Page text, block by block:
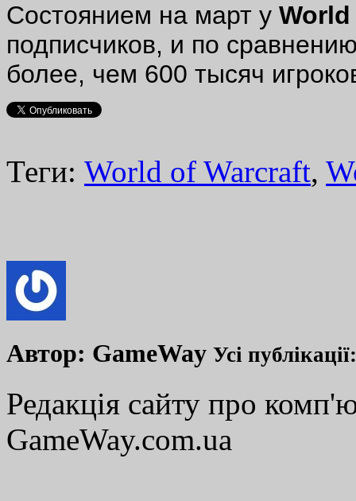
Состоянием на март у
подписчиков, и по
более, чем 600 тысяч
Теги: World of Warcraft,
Автор: GameWay Усі
Редакція сайту про
GameWay.com.ua